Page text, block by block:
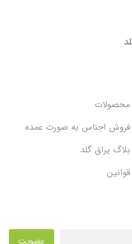
محصولات
فروش اجناس به صورت عمده
بلاگ یراق گلد
قوانین
عضویت